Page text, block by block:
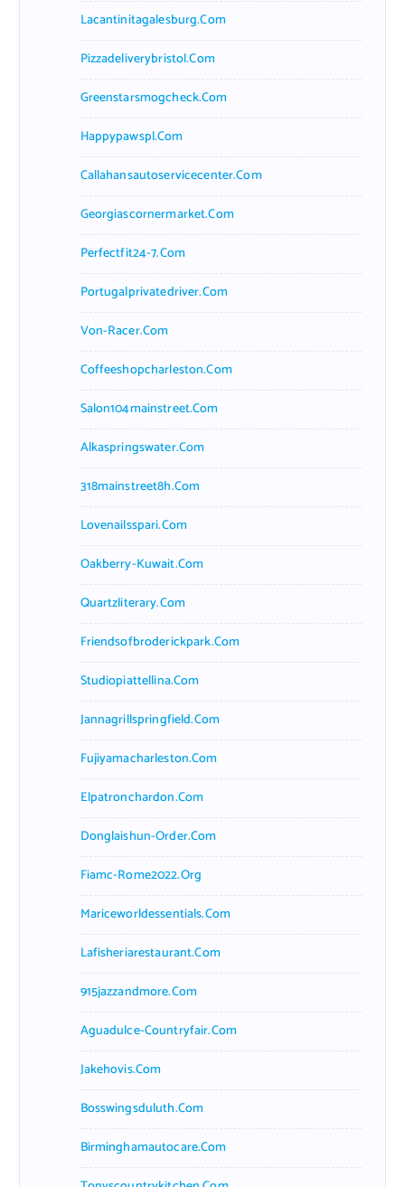
Lacantinitagalesburg.com
Pizzadeliverybristol.com
Greenstarsmogcheck.com
Happypawspl.com
Callahansautoservicecenter.com
Georgiascornermarket.com
Perfectfit24-7.com
Portugalprivatedriver.com
Von-Racer.com
Coffeeshopcharleston.com
Salon104mainstreet.com
Alkaspringswater.com
318mainstreet8h.com
Lovenailsspari.com
Oakberry-Kuwait.com
Quartzliterary.com
Friendsofbroderickpark.com
Studiopiattellina.com
Jannagrillspringfield.com
Fujiyamacharleston.com
Elpatronchardon.com
Donglaishun-Order.com
Fiamc-Rome2022.org
Mariceworldessentials.com
Lafisheriarestaurant.com
915jazzandmore.com
Aguadulce-Countryfair.com
Jakehovis.com
Bosswingsduluth.com
Birminghamautocare.com